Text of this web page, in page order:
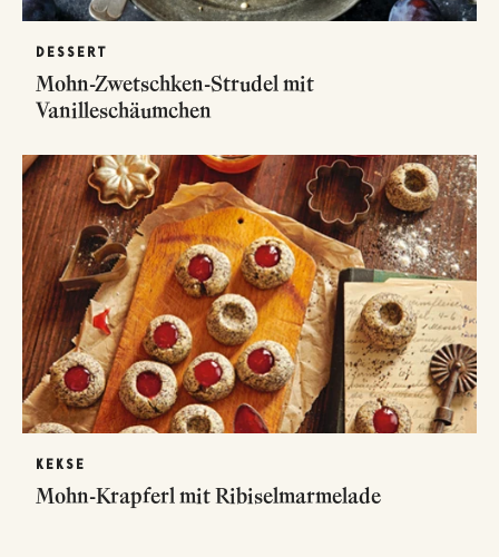
DESSERT
Mohn-Zwetschken-Strudel mit
Vanilleschäumchen
KEKSE
Mohn-Krapferl mit Ribiselmarmelade